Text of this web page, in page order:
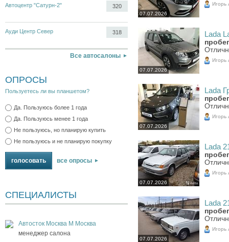
Автоцентр "Сатурн-2" 320
Ауди Центр Север 318
Все автосалоны
ОПРОСЫ
Пользуетесь ли вы планшетом?
Да. Пользуюсь более 1 года
Да. Пользуюсь менее 1 года
Не пользуюсь, но планирую купить
Не пользуюсь и не планирую покупку
все опросы
СПЕЦИАЛИСТЫ
Автосток Москва М Москва
менеджер салона
07.07.2026
Игорь
07.07.2026
Lada
Игорь
07.07.2026
Lada
Игорь
07.07.2026
Lada
Игорь
07.07.2026
Lada
Игорь